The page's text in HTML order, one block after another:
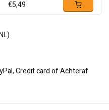
€5,49
Credit card of Achteraf